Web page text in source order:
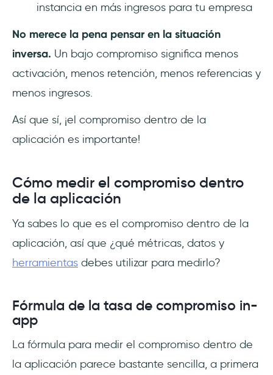
instancia en más ingresos para tu empresa
No merece la pena pensar en la situación
inversa. Un bajo compromiso significa menos
activación, menos retención, menos referencias y
menos ingresos.
Así que sí, ¡el compromiso dentro de la
aplicación es importante!
Cómo medir el compromiso dentro
de la aplicación
Ya sabes lo que es el compromiso dentro de la
aplicación, así que ¿qué métricas, datos y
herramientas debes utilizar para medirlo?
Fórmula de la tasa de compromiso in-
app
La fórmula para medir el compromiso dentro de
la aplicación parece bastante sencilla, a primera